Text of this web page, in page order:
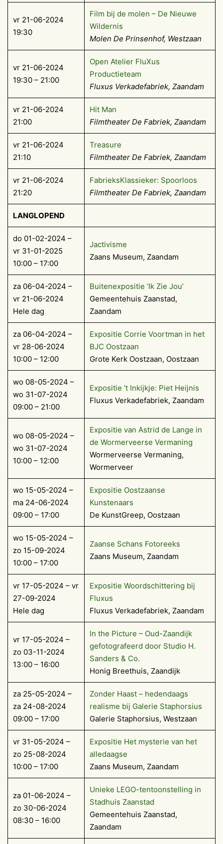
vr 21-06-2024
19:30
Film bij de molen – De Nieuwe
Wildernis
Molen De Prinsenhof, Westzaan
vr 21-06-2024
19:30 – 21:00
Open Atelier FluXus
Productieteam
Fluxus Verkadefabriek, Zaandam
vr 21-06-2024
21:00
Hit Man
Filmtheater De Fabriek, Zaandam
vr 21-06-2024
21:10
Treasure
Filmtheater De Fabriek, Zaandam
vr 21-06-2024
21:20
FabrieksKlassieker: Spoorloos
Filmtheater De Fabriek, Zaandam
LANGLOPEND
do 01-02-2024 –
vr 31-01-2025
10:00 – 17:00
Jactivisme
Zaans Museum, Zaandam
za 06-04-2024 –
vr 21-06-2024
Hele dag
Buitenexpositie ‘Ik Zie Jou’
Gemeentehuis Zaanstad,
Zaandam
za 06-04-2024 –
vr 28-06-2024
10:00 – 12:00
Expositie Corrie Voortman in het
BJC Oostzaan
Grote Kerk Oostzaan, Oostzaan
wo 08-05-2024 –
wo 31-07-2024
09:00 – 21:00
Expositie ’t Inkijkje: Piet Heijnis
Fluxus Verkadefabriek, Zaandam
wo 08-05-2024 –
wo 31-07-2024
10:00 – 12:00
Expositie van Astrid de Lange in
de Wormerveerse Vermaning
Wormerveerse Vermaning,
Wormerveer
wo 15-05-2024 –
ma 24-06-2024
09:00 – 17:00
Expositie Oostzaanse
Kunstenaars
De KunstGreep, Oostzaan
wo 15-05-2024 –
zo 15-09-2024
10:00 – 17:00
Zaanse Schans Fotoreeks
Zaans Museum, Zaandam
vr 17-05-2024 – vr
27-09-2024
Hele dag
Expositie Woordschittering bij
Fluxus
Fluxus Verkadefabriek, Zaandam
vr 17-05-2024 –
zo 03-11-2024
13:00 – 16:00
In the Picture – Oud-Zaandijk
gefotografeerd door Studio H.
Sanders & Co.
Honig Breethuis, Zaandijk
za 25-05-2024 –
za 24-08-2024
09:00 – 17:00
Zonder Haast – hedendaags
realisme bij Galerie Staphorsius
Galerie Staphorsius, Westzaan
vr 31-05-2024 –
zo 25-08-2024
10:00 – 17:00
Expositie Het mysterie van het
alledaagse
Zaans Museum, Zaandam
za 01-06-2024 –
zo 30-06-2024
08:30 – 16:00
Unieke LEGO-tentoonstelling in
Stadhuis Zaanstad
Gemeentehuis Zaanstad,
Zaandam